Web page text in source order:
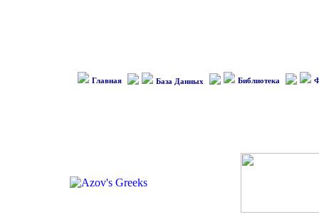
Главная База Данных Библиотека